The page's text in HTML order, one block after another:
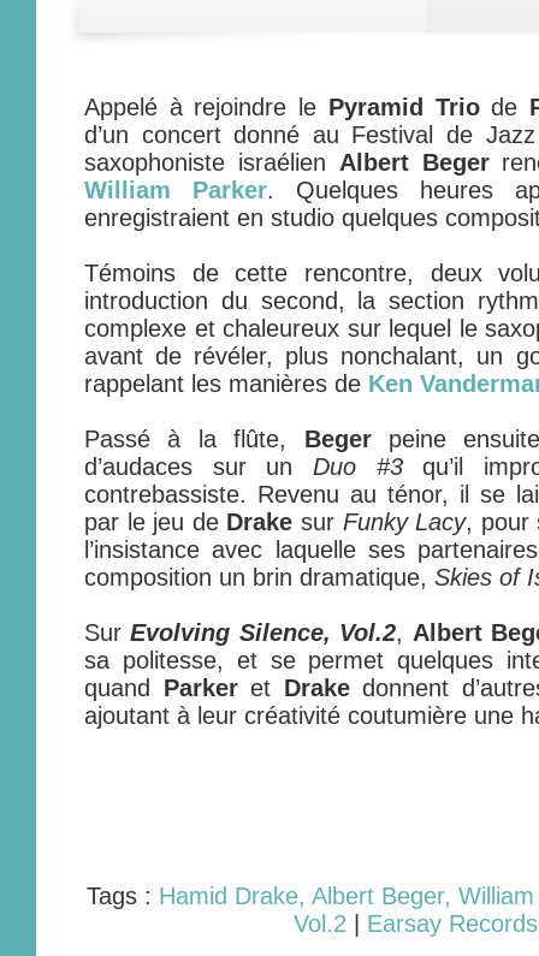
Appelé à rejoindre le Pyramid Triode
d’un concert donné au Festival de
saxophoniste israélien Albert Beger
William Parker. Quelques heures
enregistraient en studio quelques
Témoins de cette rencontre, deux
introduction du second, la section
complexe et chaleureux sur lequel le
avant de révéler, plus nonchalant, un
rappelant les manières de Ken
Passé à la flûte, Begerpeine
d’audaces sur un Duo #3qu’il
contrebassiste. Revenu au ténor, il se
par le jeu de Drake sur Funky Lacy, pour
l’insistance avec laquelle ses
composition un brin dramatique, Skies of
SurEvolving Silence, Vol.2, Albert
sa politesse, et se permet quelques
quand Parkeret Drakedonnent
ajoutant à leur créativité coutumière une
Tags : Hamid Drake, Albert Beger,
Vol.2
Earsay Records